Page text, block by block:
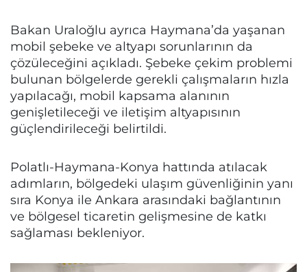
Bakan Uraloğlu ayrıca Haymana’da yaşanan
mobil şebeke ve altyapı sorunlarının da
çözüleceğini açıkladı. Şebeke çekim problemi
bulunan bölgelerde gerekli çalışmaların hızla
yapılacağı, mobil kapsama alanının
genişletileceği ve iletişim altyapısının
güçlendirileceği belirtildi.
Polatlı-Haymana-Konya hattında atılacak
adımların, bölgedeki ulaşım güvenliğinin yanı
sıra Konya ile Ankara arasındaki bağlantının
ve bölgesel ticaretin gelişmesine de katkı
sağlaması bekleniyor.